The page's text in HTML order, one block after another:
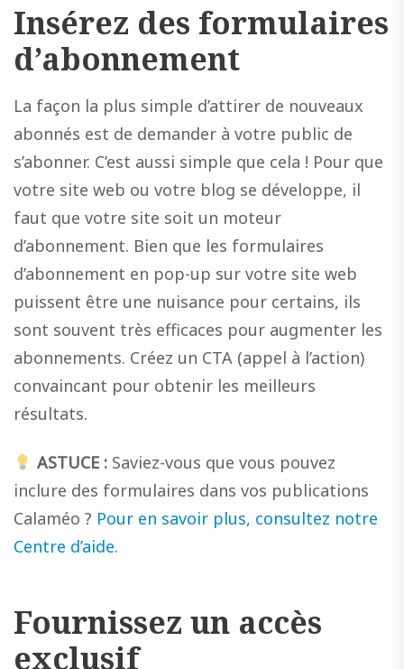
Insérez des formulaires
d’abonnement
La façon la plus simple d’attirer de nouveaux
abonnés est de demander à votre public de
s’abonner. C’est aussi simple que cela ! Pour que
votre site web ou votre blog se développe, il
faut que votre site soit un moteur
d’abonnement. Bien que les formulaires
d’abonnement en pop-up sur votre site web
puissent être une nuisance pour certains, ils
sont souvent très efficaces pour augmenter les
abonnements. Créez un CTA (appel à l’action)
convaincant pour obtenir les meilleurs
résultats.
ASTUCE :Saviez-vous que vous pouvez
inclure des formulaires dans vos publications
Calaméo ? Pour en savoir plus, consultez notre
Centre d’aide.
Fournissez un accès
exclusif